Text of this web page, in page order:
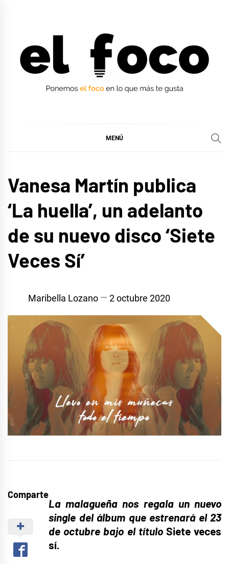
MENÚ
Vanesa Martín publica
‘La huella’, un adelanto
de su nuevo disco ‘Siete
Veces Sí’
Maribella Lozano 2 octubre 2020
Comparte
La malagueña nos regala un nuevo
single del álbum que estrenará el 23
de octubre bajo el título Siete veces
sí.